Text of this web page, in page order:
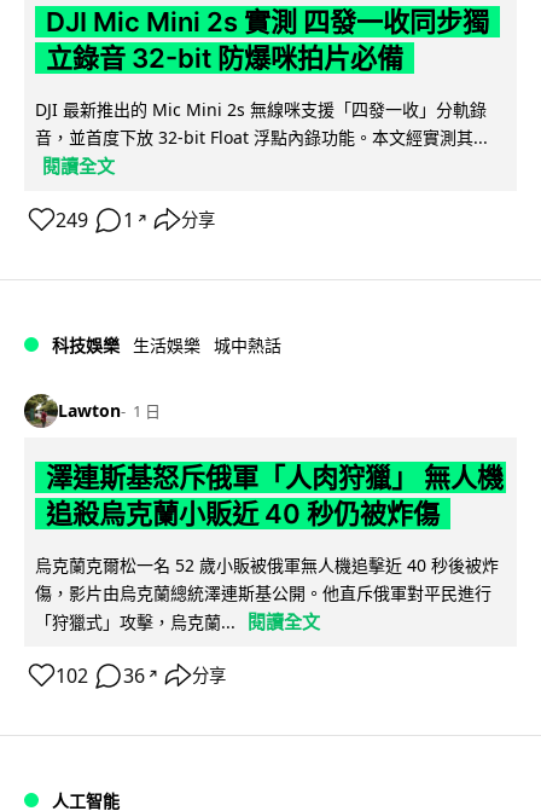
DJI Mic Mini 2s 實測 四發一收同步獨
立錄音 32-bit 防爆咪拍片必備
DJI 最新推出的 Mic Mini 2s 無線咪支援「四發一收」分軌錄
音，並首度下放 32-bit Float 浮點內錄功能。本文經實測其...
閱讀全文
249 1 ↗ 分享
科技娛樂 生活娛樂 城中熱話
Lawton 1 日
澤連斯基怒斥俄軍「人肉狩獵」 無人機
追殺烏克蘭小販近 40 秒仍被炸傷
烏克蘭克爾松一名 52 歲小販被俄軍無人機追擊近 40 秒後被炸
傷，影片由烏克蘭總統澤連斯基公開。他直斥俄軍對平民進行
「狩獵式」攻擊，烏克蘭...
閱讀全文
102 36 ↗ 分享
人工智能